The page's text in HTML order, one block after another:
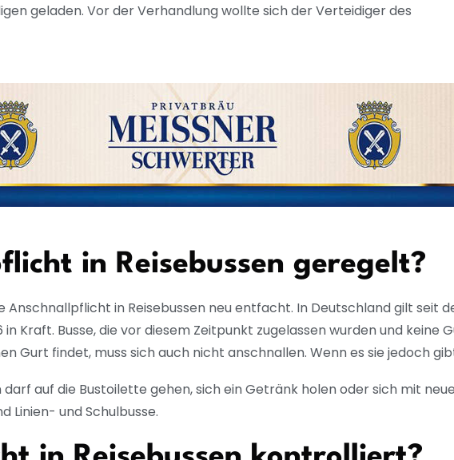
geladen. Vor der Verhandlung wollte sich der Verteidiger des
in Reisebussen geregelt?
Anschnallpflicht in Reisebussen neu entfacht. In Deutschland gilt seit
in Kraft. Busse, die vor diesem Zeitpunkt zugelassen wurden und keine
Gurt findet, muss sich auch nicht anschnallen. Wenn es sie jedoch
darf auf die Bustoilette gehen, sich ein Getränk holen oder sich mit
Linien- und Schulbusse.